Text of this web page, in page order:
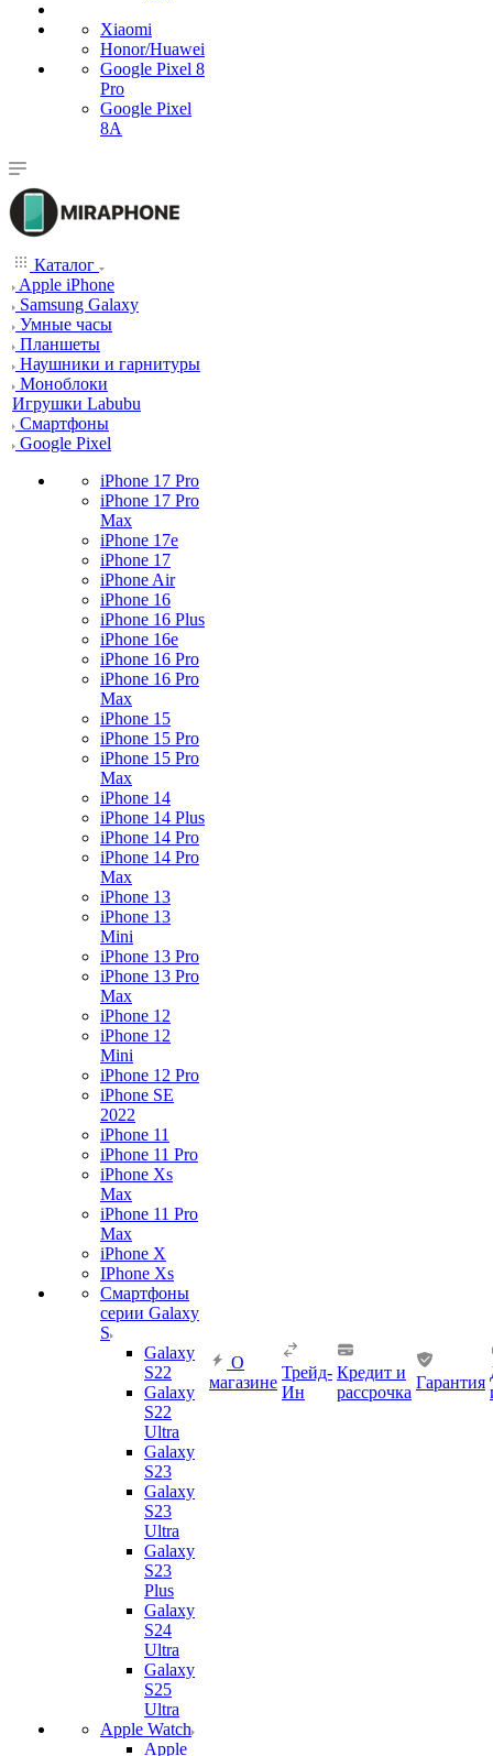
Xiaomi
Honor/Huawei
Google Pixel 8
Pro
Google Pixel
8A
Каталог
Apple iPhone
Samsung Galaxy
Умные часы
Планшеты
Наушники и гарнитуры
Моноблоки
Игрушки Labubu
Смартфоны
Google Pixel
iPhone 17 Pro
iPhone 17 Pro
Max
iPhone 17e
iPhone 17
iPhone Air
iPhone 16
iPhone 16 Plus
iPhone 16e
iPhone 16 Pro
iPhone 16 Pro
Max
iPhone 15
iPhone 15 Pro
iPhone 15 Pro
Max
iPhone 14
iPhone 14 Plus
iPhone 14 Pro
iPhone 14 Pro
Max
iPhone 13
iPhone 13
Mini
iPhone 13 Pro
iPhone 13 Pro
Max
iPhone 12
iPhone 12
Mini
iPhone 12 Pro
iPhone SE
2022
iPhone 11
iPhone 11 Pro
iPhone Xs
Max
iPhone 11 Pro
Max
iPhone X
IPhone Xs
Смартфоны
серии Galaxy
S
Galaxy
S22
Galaxy
S22
Ultra
Galaxy
S23
Galaxy
S23
Ultra
Galaxy
S23
Plus
Galaxy
S24
Ultra
Galaxy
S25
Ultra
Apple Watch
Apple
О
магазине
Трейд-
Ин
Кредит и
рассрочка
Гарантия